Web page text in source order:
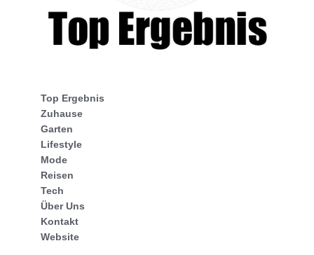
Top Ergebnis
Zuhause
Garten
Lifestyle
Mode
Reisen
Tech
Über Uns
Kontakt
Website